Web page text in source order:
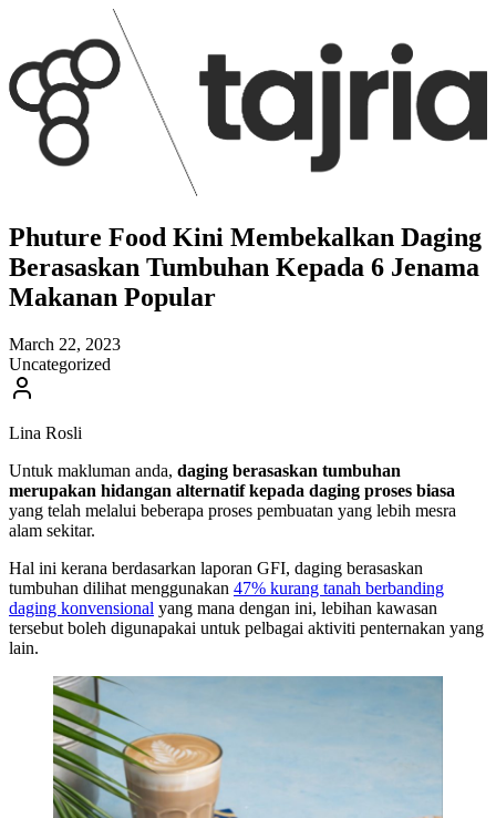
Phuture Food Kini Membekalkan Daging
Berasaskan Tumbuhan Kepada 6 Jenama
Makanan Popular
March 22, 2023
Uncategorized
Lina Rosli
Untuk makluman anda, daging berasaskan tumbuhan
merupakan hidangan alternatif kepada daging proses biasa
yang telah melalui beberapa proses pembuatan yang lebih mesra
alam sekitar.
Hal ini kerana berdasarkan laporan GFI, daging berasaskan
tumbuhan dilihat menggunakan 47% kurang tanah berbanding
daging konvensional yang mana dengan ini, lebihan kawasan
tersebut boleh digunapakai untuk pelbagai aktiviti penternakan yang
lain.